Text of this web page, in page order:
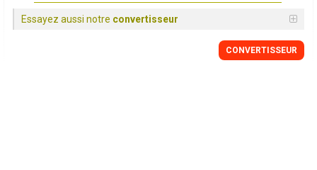
Essayez aussi notre convertisseur
CONVERTISSEUR